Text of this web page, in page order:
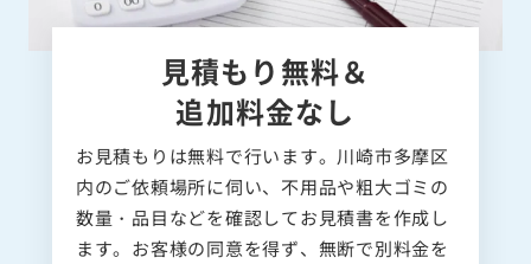
見積もり無料＆
追加料金なし
お見積もりは無料で行います。川崎市多摩区
内のご依頼場所に伺い、不用品や粗大ゴミの
数量・品目などを確認してお見積書を作成し
ます。お客様の同意を得ず、無断で別料金を